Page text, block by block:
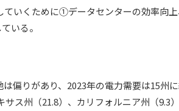
ていくために①データセンターの効率向
いる。
偏りがあり、2023年の電力需要は15州
ス州（21.8）、カリフォルニア州（9.3